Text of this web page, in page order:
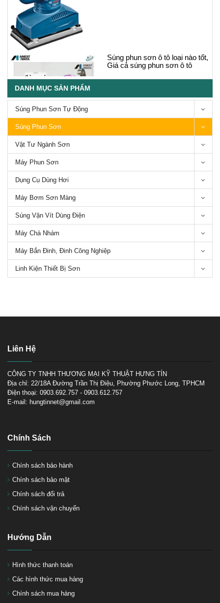
Súng phun sơn ô tô loại nào tốt,
Giá cả súng phun sơn ô tô
tròn
TOP 3 máy chà nhám Makita
tốt nhất để mua hiện nay
DANH MỤC SẢN PHẨM
Súng Phun Sơn Tự Động
Súng Phun Sơn
Vật Tư Ngành Sơn
Máy Phun Sơn
Dụng Cụ Dùng Hơi
Máy Bơm Sơn Màng
Súng Vặn Vít Dùng Điện
Máy Chà Nhám
Máy Bắn Đinh, Đinh Công Nghiệp
Linh Kiện Thiết Bị Sơn
Liên Hệ
CÔNG TY TNHH THƯƠNG MẠI KỸ THUẬT HƯNG TÍN
Địa chỉ: 22/18A Đường Trần Thị Điệu, Phường Phước Long, TPHCM
Điện thoại: 0903.692.757 - 0903.612.757
E-mail: hungtinnet@gmail.com
Chính Sách
Chính sách bảo hành
Chính sách bảo mật
Chính sách đổi trả
Chính sách vận chuyển
Hướng Dẫn
Hình thức thanh toán
Các hình thức mua hàng
Chính sách mua hàng